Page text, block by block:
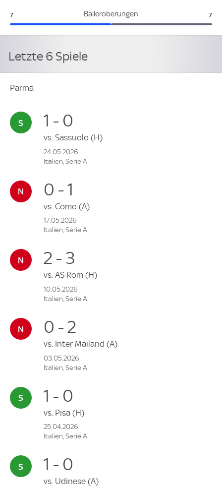
Balleroberungen
Parma:
7 7
Letzte 6 Spiele
Parma
1 - 0
vs. Sassuolo (H)
24.05.2026
Italien, Serie A
0 - 1
vs. Como (A)
17.05.2026
Italien, Serie A
2 - 3
vs. AS Rom (H)
10.05.2026
Italien, Serie A
0 - 2
vs. Inter Mailand (A)
03.05.2026
Italien, Serie A
1 - 0
vs. Pisa (H)
25.04.2026
Italien, Serie A
1 - 0
vs. Udinese (A)